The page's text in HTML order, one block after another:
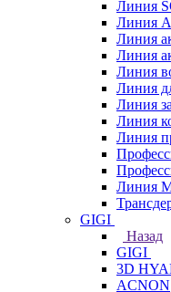
Линия
Линия
Линия
Линия
Линия
Линия
Линия
Линия
Линия
Линия
GIGI
Назад
GIGI
3D
ACNON